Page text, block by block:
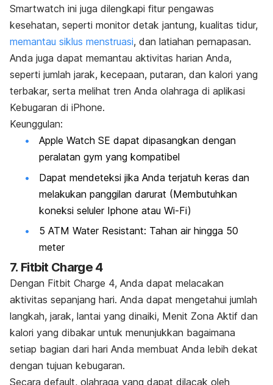
Smartwatch ini juga dilengkapi fitur pengawas
kesehatan, seperti monitor detak jantung, kualitas tidur,
memantau siklus menstruasi, dan latiahan pernapasan.
Anda juga dapat memantau aktivitas harian Anda,
seperti jumlah jarak, kecepaan, putaran, dan kalori yang
terbakar, serta melihat tren Anda olahraga di aplikasi
Kebugaran di iPhone.
Keunggulan:
Apple Watch SE dapat dipasangkan dengan
peralatan gym yang kompatibel
Dapat mendeteksi jika Anda terjatuh keras dan
melakukan panggilan darurat (Membutuhkan
koneksi seluler Iphone atau Wi-Fi)
5 ATM Water Resistant: Tahan air hingga 50
meter
7. Fitbit Charge 4
Dengan Fitbit Charge 4, Anda dapat melacakan
aktivitas sepanjang hari. Anda dapat mengetahui jumlah
langkah, jarak, lantai yang dinaiki, Menit Zona Aktif dan
kalori yang dibakar untuk menunjukkan bagaimana
setiap bagian dari hari Anda membuat Anda lebih dekat
dengan tujuan kebugaran.
Secara default, olahraga yang dapat dilacak oleh